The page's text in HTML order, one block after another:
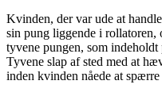
Kvinden, der var ude at
sin pung liggende i rollatoren,
tyvene pungen, som
Tyvene slap af sted med at
inden kvinden nåede at spærre